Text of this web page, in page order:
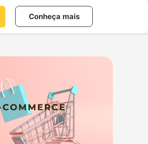
Conheça mais